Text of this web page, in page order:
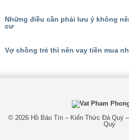
Những điều cần phải lưu ý không
cư
Vợ chồng trẻ thì nên vay tiền mua
© 2026 Hồ Bảo Tín – Kiến Thức Đá Quý
Quý